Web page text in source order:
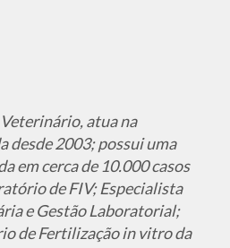
atua na
desde 2003; possui uma
em cerca de 10.000 casos
de FIV; Especialista
e Gestão Laboratorial;
de Fertilização in vitro da